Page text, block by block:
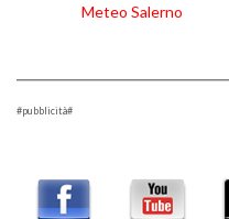
Meteo Salerno
#pubblicità#